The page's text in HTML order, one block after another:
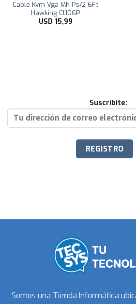
Cable Kvm Vga Mh Ps/2 6Ft
Hawking Cl106P
USD 15,99
Suscribite:
Somos una Tienda Informática